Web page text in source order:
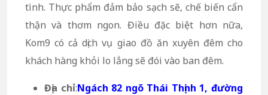
tình. Thực phẩm đảm bảo sạch sẽ, chế biến cẩn
thận và thơm ngon. Điều đặc biệt hơn nữa,
Kom9 có cả dịch vụ giao đồ ăn xuyên đêm cho
khách hàng khỏi lo lắng sẽ đói vào ban đêm.
Địa chỉ:Ngách 82 ngõ Thái Thịnh 1, đường